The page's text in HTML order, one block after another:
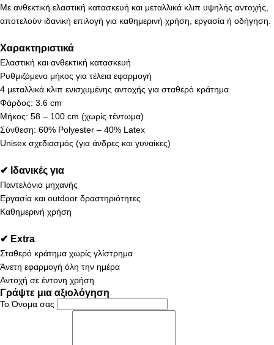
Με ανθεκτική ελαστική κατασκευή και μεταλλικά κλιπ υψηλής αντοχής,
αποτελούν ιδανική επιλογή για καθημερινή χρήση, εργασία ή οδήγηση.
Χαρακτηριστικά
Ελαστική και ανθεκτική κατασκευή
Ρυθμιζόμενο μήκος για τέλεια εφαρμογή
4 μεταλλικά κλιπ ενισχυμένης αντοχής για σταθερό κράτημα
Φάρδος: 3.6 cm
Μήκος: 58 – 100 cm (χωρίς τέντωμα)
Σύνθεση: 60% Polyester – 40% Latex
Unisex σχεδιασμός (για άνδρες και γυναίκες)
✔ Ιδανικές για
Παντελόνια μηχανής
Εργασία και outdoor δραστηριότητες
Καθημερινή χρήση
✔ Extra
Σταθερό κράτημα χωρίς γλίστρημα
Άνετη εφαρμογή όλη την ημέρα
Αντοχή σε έντονη χρήση
Γράψτε μια αξιολόγηση
Το Όνομα σας